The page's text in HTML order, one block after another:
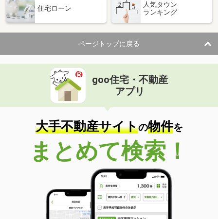
住宅ローン
人気タウン
ランキング
ページトップに戻る
goo住宅・不動産
アプリ
大手不動産サイトの物件を
まとめて検索！